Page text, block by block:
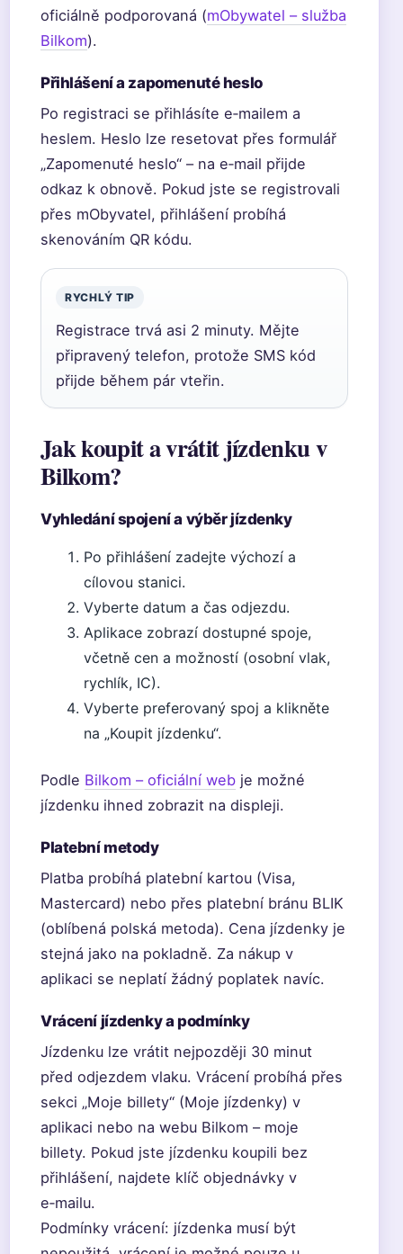
oficiálně podporovaná (mObywatel – služba
Bilkom).
Přihlášení a zapomenuté heslo
Po registraci se přihlásíte e‑mailem a
heslem. Heslo lze resetovat přes formulář
„Zapomenuté heslo“ – na e‑mail přijde
odkaz k obnově. Pokud jste se registrovali
přes mObyvatel, přihlášení probíhá
skenováním QR kódu.
RYCHLÝ TIP
Registrace trvá asi 2 minuty. Mějte
připravený telefon, protože SMS kód
přijde během pár vteřin.
Jak koupit a vrátit jízdenku v
Bilkom?
Vyhledání spojení a výběr jízdenky
Po přihlášení zadejte výchozí a
cílovou stanici.
Vyberte datum a čas odjezdu.
Aplikace zobrazí dostupné spoje,
včetně cen a možností (osobní vlak,
rychlík, IC).
Vyberte preferovaný spoj a klikněte
na „Koupit jízdenku“.
Podle Bilkom – oficiální web je možné
jízdenku ihned zobrazit na displeji.
Platební metody
Platba probíhá platební kartou (Visa,
Mastercard) nebo přes platební bránu BLIK
(oblíbená polská metoda). Cena jízdenky je
stejná jako na pokladně. Za nákup v
aplikaci se neplatí žádný poplatek navíc.
Vrácení jízdenky a podmínky
Jízdenku lze vrátit nejpozději 30 minut
před odjezdem vlaku. Vrácení probíhá přes
sekci „Moje billety“ (Moje jízdenky) v
aplikaci nebo na webu Bilkom – moje
billety. Pokud jste jízdenku koupili bez
přihlášení, najdete klíč objednávky v
e‑mailu.
Podmínky vrácení: jízdenka musí být